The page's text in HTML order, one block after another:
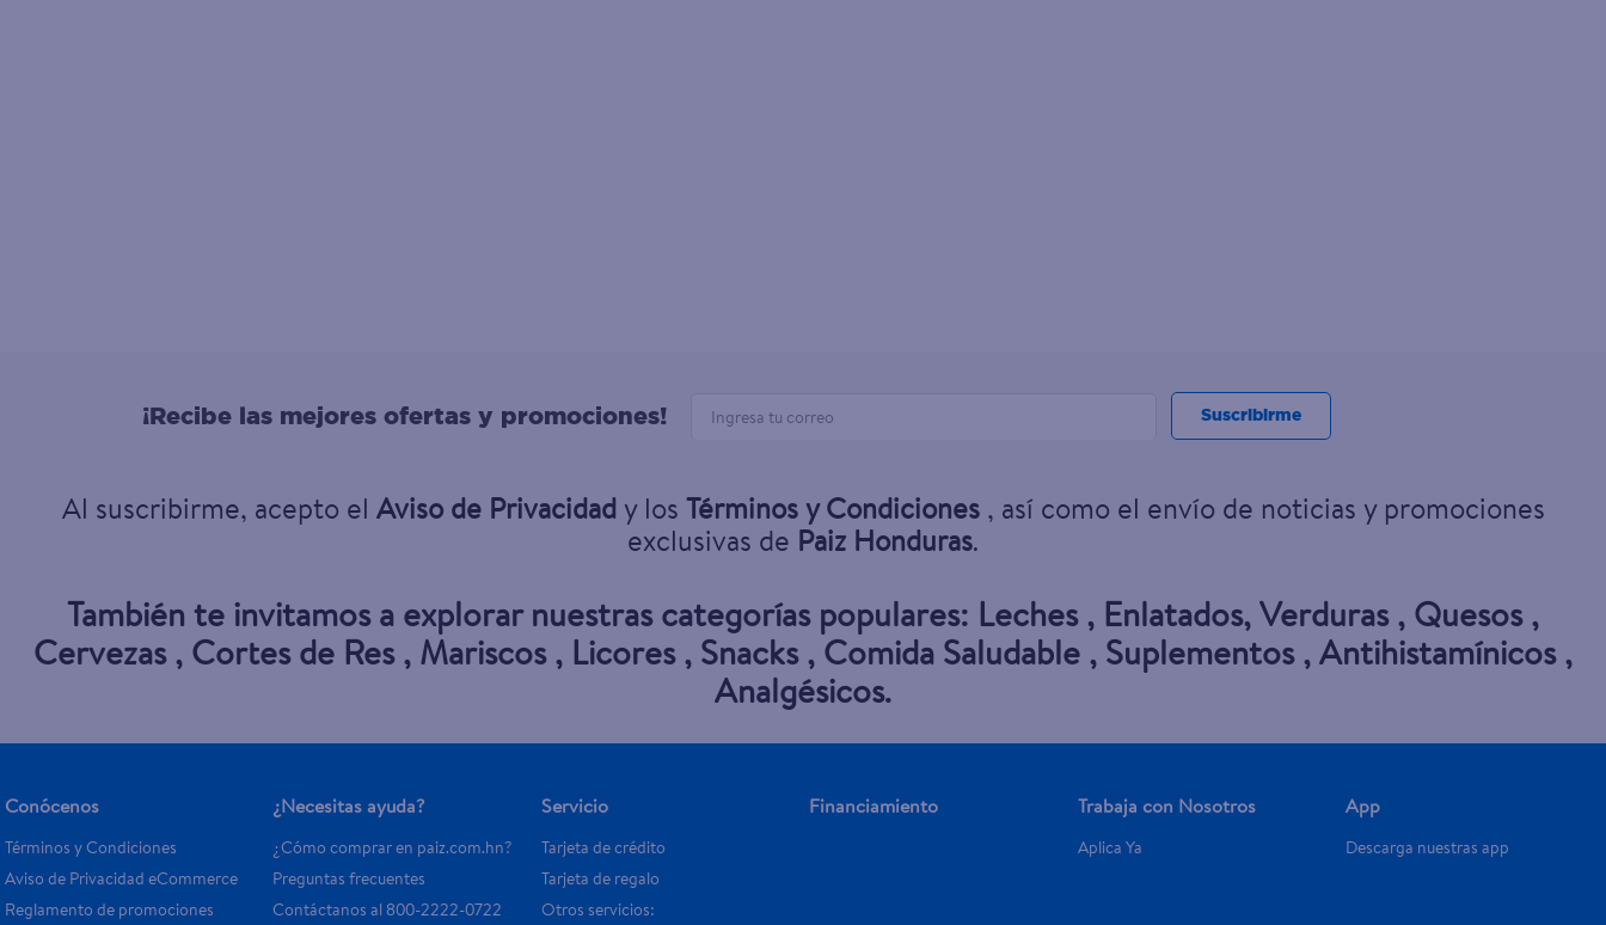
¡Recibe las mejores ofertas y promociones! Suscribirme
Al suscribirme, acepto el Aviso de Privacidady los Términos y Condiciones, así como el envío de noticias y promociones
exclusivas de Paiz Honduras.
También te invitamos a explorar nuestras categorías populares: Leches, Enlatados,Verduras, Quesos,
Cervezas, Cortes de Res, Mariscos, Licores, Snacks, Comida Saludable , Suplementos,Antihistamínicos,
Analgésicos.
Conócenos
Términos y Condiciones
Aviso de Privacidad eCommerce
Reglamento de promociones
¿Necesitas ayuda?
¿Cómo comprar en paiz.com.hn?
Preguntas frecuentes
Contáctanos al 800-2222-0722
Servicio
Tarjeta de crédito
Tarjeta de regalo
Otros servicios:
Financiamiento Trabaja con Nosotros
Aplica Ya
App
Descarga nuestras app